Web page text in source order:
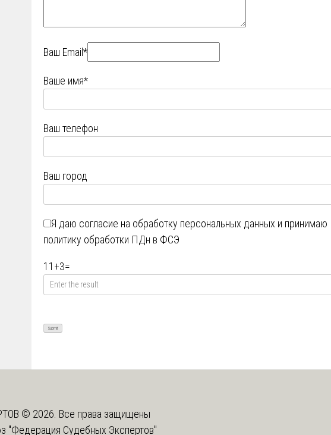
Ваш Email*
Ваше имя*
Ваш телефон
Ваш город
Я даю согласие на обработку персональных данных и принимаю
политику обработки ПДн в ФСЭ
11 +3=
© 2026. Все права защищены
"Федерация Судебных Экспертов"